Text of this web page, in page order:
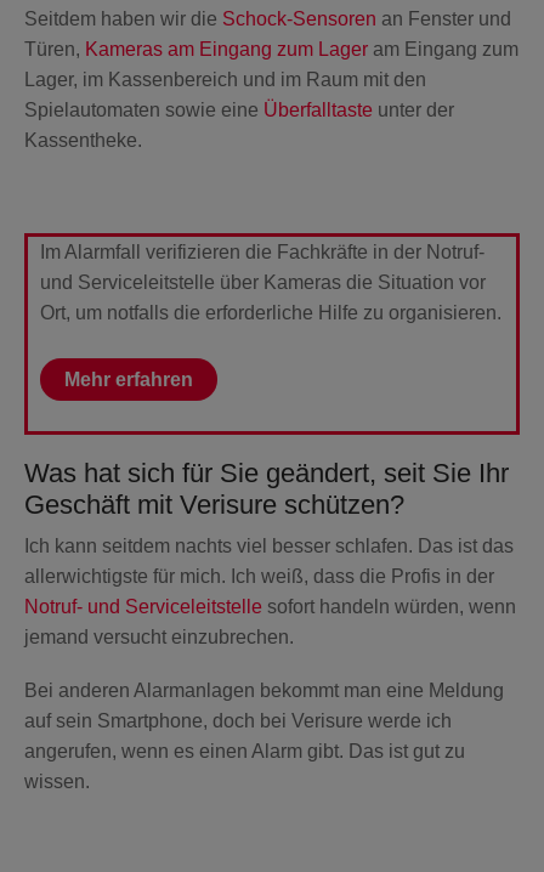
Seitdem haben wir die Schock-Sensoren an Fenster und
Türen, Kameras am Eingang zum Lager am Eingang zum
Lager, im Kassenbereich und im Raum mit den
Spielautomaten sowie eine Überfalltaste unter der
Kassentheke.
Im Alarmfall verifizieren die Fachkräfte in der Notruf-
und Serviceleitstelle über Kameras die Situation vor
Ort, um notfalls die erforderliche Hilfe zu organisieren.
Mehr erfahren
Was hat sich für Sie geändert, seit Sie Ihr
Geschäft mit Verisure schützen?
Ich kann seitdem nachts viel besser schlafen. Das ist das
allerwichtigste für mich. Ich weiß, dass die Profis in der
Notruf- und Serviceleitstelle sofort handeln würden, wenn
jemand versucht einzubrechen.
Bei anderen Alarmanlagen bekommt man eine Meldung
auf sein Smartphone, doch bei Verisure werde ich
angerufen, wenn es einen Alarm gibt. Das ist gut zu
wissen.